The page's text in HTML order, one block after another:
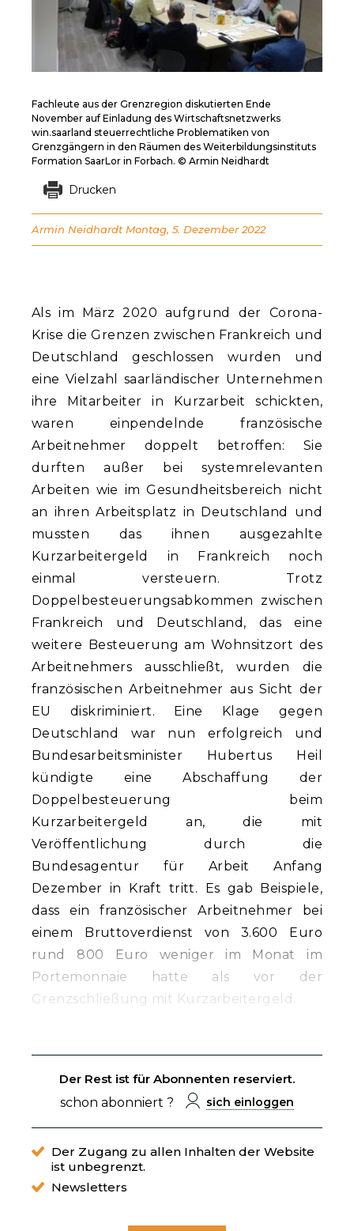
Als im März 2020 aufgrund der Corona-
Krise die Grenzen zwischen Frankreich und
Deutschland geschlossen wurden und
eine Vielzahl saarländischer Unternehmen
ihre Mitarbeiter in Kurzarbeit schickten,
waren einpendelnde französische
Arbeitnehmer doppelt betroffen: Sie
durften außer bei systemrelevanten
Arbeiten wie im Gesundheitsbereich nicht
an ihren Arbeitsplatz in Deutschland und
mussten das ihnen ausgezahlte
Kurzarbeitergeld in Frankreich noch
einmal versteuern. Trotz
Doppelbesteuerungsabkommen zwischen
Frankreich und Deutschland, das eine
weitere Besteuerung am Wohnsitzort des
Arbeitnehmers ausschließt, wurden die
französischen Arbeitnehmer aus Sicht der
EU diskriminiert. Eine Klage gegen
Deutschland war nun erfolgreich und
Bundesarbeitsminister Hubertus Heil
kündigte eine Abschaffung der
Doppelbesteuerung beim
Kurzarbeitergeld an, die mit
Veröffentlichung durch die
Bundesagentur für Arbeit Anfang
Dezember in Kraft tritt. Es gab Beispiele,
dass ein französischer Arbeitnehmer bei
einem Bruttoverdienst von 3.600 Euro
rund 800 Euro weniger im Monat im
Portemonnaie hatte als vor der
Grenzschließung mit Kurzarbeitergeld.
Der Rest ist für Abonnenten reserviert.
schon abonniert ?
sich einloggen
Der Zugang zu allen Inhalten der Website
ist unbegrenzt.
Newsletters
Fachleute aus der Grenzregion diskutierten Ende
November auf Einladung des Wirtschaftsnetzwerks
win.saarland steuerrechtliche Problematiken von
Grenzgängern in den Räumen des Weiterbildungsinstituts
Formation SaarLor in Forbach. © Armin Neidhardt
Drucken
Armin Neidhardt Montag, 5. Dezember 2022